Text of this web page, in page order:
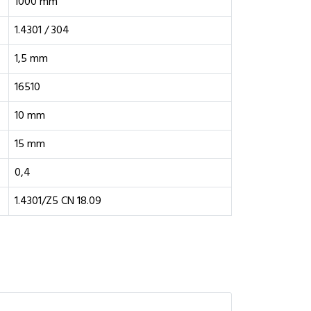
1.4301 / 304
1,5 mm
16510
10 mm
15 mm
0,4
1.4301/Z5 CN 18.09